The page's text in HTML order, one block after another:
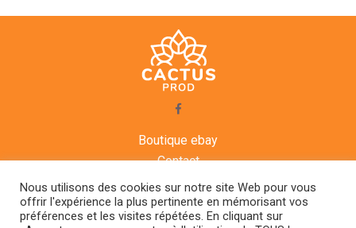
Boutique ebay
Contact
CGV
Mentions légales
Agenda
Nous utilisons des cookies sur notre site Web pour vous
offrir l'expérience la plus pertinente en mémorisant vos
préférences et les visites répétées. En cliquant sur